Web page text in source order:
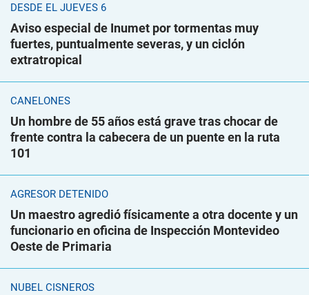
DESDE EL JUEVES 6
Aviso especial de Inumet por tormentas muy
fuertes, puntualmente severas, y un ciclón
extratropical
CANELONES
Un hombre de 55 años está grave tras chocar de
frente contra la cabecera de un puente en la ruta
101
AGRESOR DETENIDO
Un maestro agredió físicamente a otra docente y un
funcionario en oficina de Inspección Montevideo
Oeste de Primaria
NUBEL CISNEROS